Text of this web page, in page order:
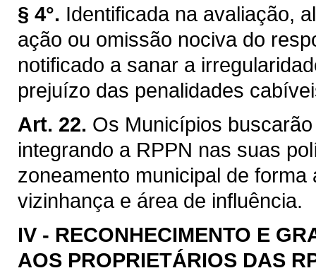
§ 4°. Identificada na avaliação,
ação ou omissão nociva do
notificado a sanar a
prejuízo das penalidades
Art. 22. Os Municípios
integrando a RPPN nas suas
zoneamento municipal de
vizinhança e área de influência.
IV - RECONHECIMENTO E
AOS PROPRIETÁRIOS DAS